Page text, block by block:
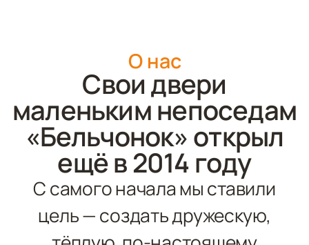
О нас
Свои двери
маленьким непоседам
«Бельчонок» открыл
ещё в 2014 году
С самого начала мы ставили
цель — создать дружескую,